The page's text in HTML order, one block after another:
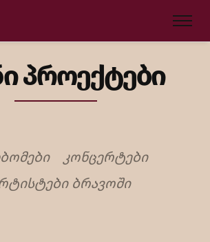
პროექტები
ᲙᲝᲜᲪᲔᲠᲢᲔᲑᲘ
ᲑᲠᲐᲕᲝᲨᲘ